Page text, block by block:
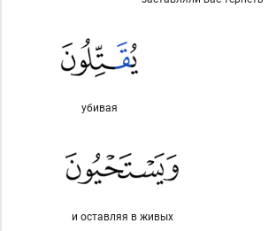
убивая
и оставляя в живых